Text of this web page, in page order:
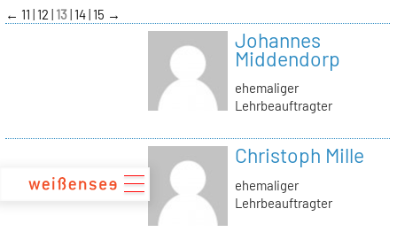
zum
Inhalt
← 11 12 13 14 15 →
Johannes
Middendorp
ehemaliger
Lehrbeauftragter
Christoph Mille
ehemaliger
Lehrbeauftragter